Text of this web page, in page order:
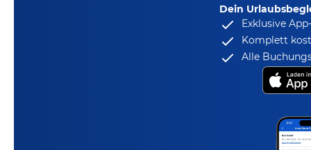
Dein
Exklusive
Komplett
Alle